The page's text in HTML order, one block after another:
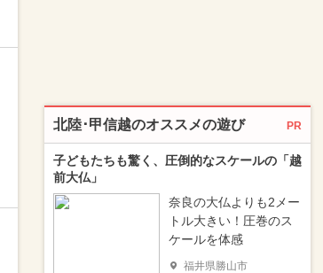
北陸･甲信越のオススメの遊び PR
子どもたちも驚く、圧倒的なスケールの「越
前大仏」
奈良の大仏よりも2メー
トル大きい！圧巻のス
ケールを体感
福井県勝山市